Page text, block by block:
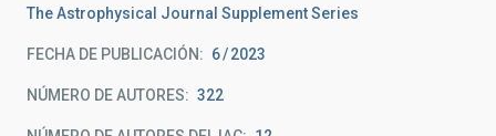
The Astrophysical Journal Supplement Series
FECHA DE PUBLICACIÓN: 6 2023
NÚMERO DE AUTORES 322